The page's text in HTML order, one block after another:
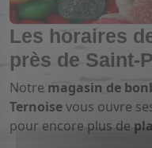
Les horaires
près de Saint-
Notre magasin de
Ternoisevous ouvre
pour encore plus de